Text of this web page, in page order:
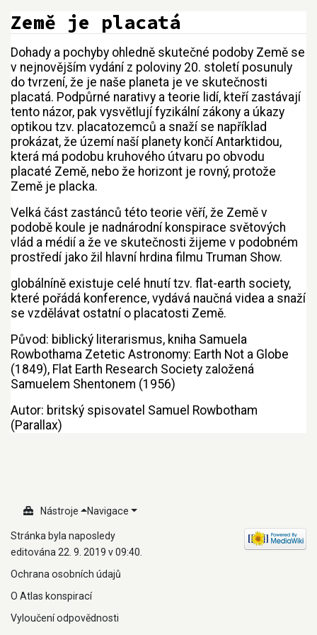
Země je placatá
Přejít na:navigace, hledání
Dohady a pochyby ohledně skutečné podoby Země se
v nejnovějším vydání z poloviny 20. století posunuly
do tvrzení, že je naše planeta je ve skutečnosti
placatá. Podpůrné narativy a teorie lidí, kteří zastávají
tento názor, pak vysvětlují fyzikální zákony a úkazy
optikou tzv. placatozemců a snaží se například
prokázat, že území naší planety končí Antarktidou,
která má podobu kruhového útvaru po obvodu
placaté Země, nebo že horizont je rovný, protože
Země je placka.
Velká část zastánců této teorie věří, že Země v
podobě koule je nadnárodní konspirace světových
vlád a médií a že ve skutečnosti žijeme v podobném
prostředí jako žil hlavní hrdina filmu Truman Show.
globálníně existuje celé hnutí tzv. flat-earth society,
které pořádá konference, vydává naučná videa a snaží
se vzdělávat ostatní o placatosti Země.
Původ: biblický literarismus, kniha Samuela
Rowbothama Zetetic Astronomy: Earth Not a Globe
(1849), Flat Earth Research Society založená
Samuelem Shentonem (1956)
Autor: britský spisovatel Samuel Rowbotham
(Parallax)
Nástroje Navigace
Stránka byla naposledy
editována 22. 9. 2019 v 09:40.
Ochrana osobních údajů
O Atlas konspirací
Vyloučení odpovědnosti